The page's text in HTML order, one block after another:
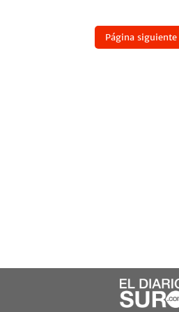
Página siguiente